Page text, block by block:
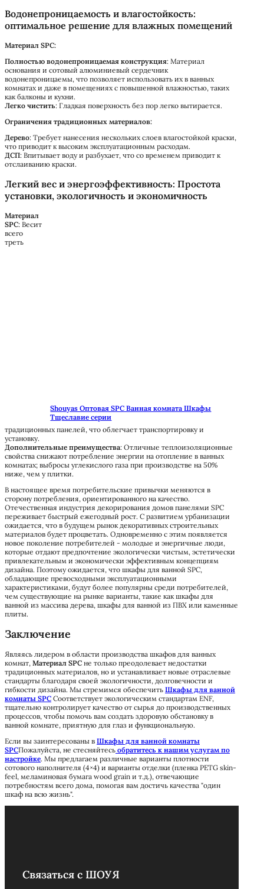
Водонепроницаемость и влагостойкость:
оптимальное решение для влажных помещений
Материал SPC:
Полностью водонепроницаемая конструкция: Материал
основания и сотовый алюминиевый сердечник
водонепроницаемы, что позволяет использовать их в ванных
комнатах и даже в помещениях с повышенной влажностью, таких
как балконы и кухни.
Легко чистить: Гладкая поверхность без пор легко вытирается.
Ограничения традиционных материалов:
Дерево: Требует нанесения нескольких слоев влагостойкой краски,
что приводит к высоким эксплуатационным расходам.
ДСП: Впитывает воду и разбухает, что со временем приводит к
отслаиванию краски.
Легкий вес и энергоэффективность: Простота
установки, экологичность и экономичность
Shouyas Оптовая SPC Ванная комната Шкафы
Тщеславие серии
Материал
SPC: Весит
всего
треть
традиционных панелей, что облегчает транспортировку и
установку.
Дополнительные преимущества: Отличные теплоизоляционные
свойства снижают потребление энергии на отопление в ванных
комнатах; выбросы углекислого газа при производстве на 50%
ниже, чем у плитки.
В настоящее время потребительские привычки меняются в
сторону потребления, ориентированного на качество.
Отечественная индустрия декорирования домов панелями SPC
переживает быстрый ежегодный рост. С развитием урбанизации
ожидается, что в будущем рынок декоративных строительных
материалов будет процветать. Одновременно с этим появляется
новое поколение потребителей - молодые и энергичные люди,
которые отдают предпочтение экологически чистым, эстетически
привлекательным и экономически эффективным концепциям
дизайна. Поэтому ожидается, что шкафы для ванной SPC,
обладающие превосходными эксплуатационными
характеристиками, будут более популярны среди потребителей,
чем существующие на рынке варианты, такие как шкафы для
ванной из массива дерева, шкафы для ванной из ПВХ или каменные
плиты.
Заключение
Являясь лидером в области производства шкафов для ванных
комнат, Материал SPC не только преодолевает недостатки
традиционных материалов, но и устанавливает новые отраслевые
стандарты благодаря своей экологичности, долговечности и
гибкости дизайна. Мы стремимся обеспечить Шкафы для ванной
комнаты SPC Соответствует экологическим стандартам ENF,
тщательно контролирует качество от сырья до производственных
процессов, чтобы помочь вам создать здоровую обстановку в
ванной комнате, приятную для глаз и функциональную.
Если вы заинтересованы в Шкафы для ванной комнаты
SPCПожалуйста, не стесняйтесь обратитесь к нашим услугам по
настройке. Мы предлагаем различные варианты плотности
сотового наполнителя (4×4) и варианты отделки (пленка PETG skin-
feel, меламиновая бумага wood grain и т.д.), отвечающие
потребностям всего дома, помогая вам достичь качества "один
шкаф на всю жизнь".
Связаться с ШОУЯ